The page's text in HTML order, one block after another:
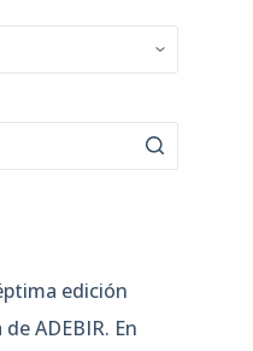
edición
ADEBIR. En